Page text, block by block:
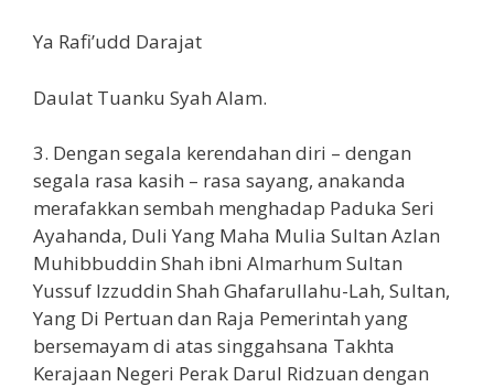
Ya Rafi’udd Darajat
Daulat Tuanku Syah Alam.
3. Dengan segala kerendahan diri – dengan
segala rasa kasih – rasa sayang, anakanda
merafakkan sembah menghadap Paduka Seri
Ayahanda, Duli Yang Maha Mulia Sultan Azlan
Muhibbuddin Shah ibni Almarhum Sultan
Yussuf Izzuddin Shah Ghafarullahu-Lah, Sultan,
Yang Di Pertuan dan Raja Pemerintah yang
bersemayam di atas singgahsana Takhta
Kerajaan Negeri Perak Darul Ridzuan dengan